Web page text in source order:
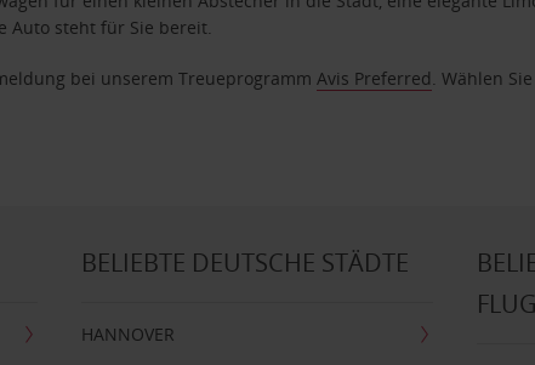
Auto steht für Sie bereit.
bei unserem TreueprogrammAvis Preferred. Wählen
BELIEBTE DEUTSCHE STÄDTE
HANNOVER